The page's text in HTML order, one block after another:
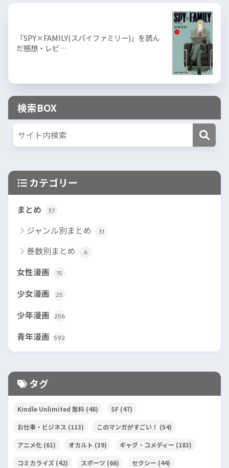
「SPY×FAMILY(スパイファミリー)」を読ん
だ感想・レビ…
検索BOX
カテゴリー
まとめ 37
ジャンル別まとめ 31
巻数別まとめ 6
女性漫画 15
少女漫画 25
少年漫画 256
青年漫画 592
タグ
Kindle Unlimited 無料 (48) SF (47)
お仕事・ビジネス (113) このマンガがすごい！ (54)
アニメ化 (61) オカルト (39) ギャグ・コメディー (183)
コミカライズ (42) スポーツ (66) セクシー (44)